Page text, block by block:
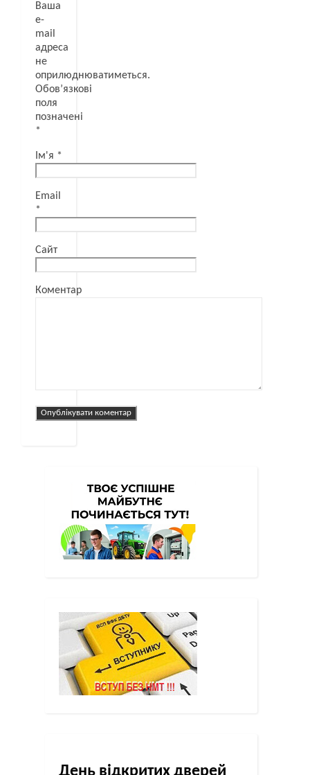
Ваша
e-
mail
адреса
не
оприлюднюватиметься.
Обов’язкові
поля
позначені
*
Ім'я *
Email
*
Сайт
Коментар
День відкритих дверей